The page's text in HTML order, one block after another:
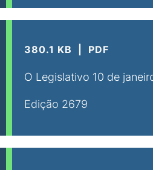
380.1 KB PDF
O Legislativo 10 de
Edição 2679